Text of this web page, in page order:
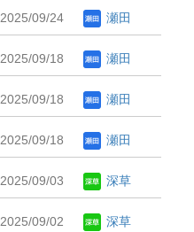
2025/09/24 瀬田
2025/09/18 瀬田
2025/09/18 瀬田
2025/09/18 瀬田
2025/09/03 深草
2025/09/02 深草